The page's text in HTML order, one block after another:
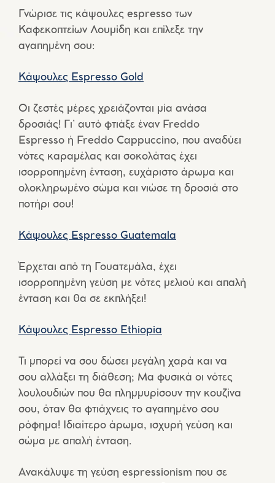
Γνώρισε τις κάψουλες espresso των
Καφεκοπτείων Λουμίδη και επίλεξε την
αγαπημένη σου:
Κάψουλες Espresso Gold
Οι ζεστές μέρες χρειάζονται μία ανάσα
δροσιάς! Γι’ αυτό φτιάξε έναν Freddo
Espresso ή Freddo Cappuccino, που αναδύει
νότες καραμέλας και σοκολάτας έχει
ισορροπημένη ένταση, ευχάριστο άρωμα και
ολοκληρωμένο σώμα και νιώσε τη δροσιά στο
ποτήρι σου!
Κάψουλες Espresso Guatemala
Έρχεται από τη Γουατεμάλα, έχει
ισορροπημένη γεύση με νότες μελιού και απαλή
ένταση και θα σε εκπλήξει!
Κάψουλες Espresso Ethiopia
Τι μπορεί να σου δώσει μεγάλη χαρά και να
σου αλλάξει τη διάθεση; Μα φυσικά οι νότες
λουλουδιών που θα πλημμυρίσουν την κουζίνα
σου, όταν θα φτιάχνεις το αγαπημένο σου
ρόφημα! Ιδιαίτερο άρωμα, ισχυρή γεύση και
σώμα με απαλή ένταση.
Ανακάλυψε τη γεύση espressionism που σε